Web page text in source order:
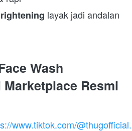
layak jadi andalan
Wash
Resmi
www.tiktok.com/